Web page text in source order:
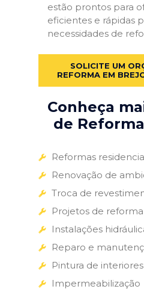
estão prontos para
eficientes e rápidas
necessidades de
SOLICITE UM
REFORMA EM
Conheça
de
Reformas
Renovação de
Troca de
Projetos de reforma
Instalações
Reparo e
Pintura de
Impermeabilização